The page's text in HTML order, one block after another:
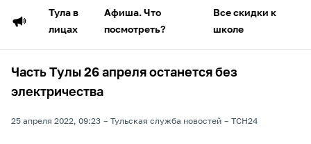
Тула в
лицах
Афиша. Что
посмотреть?
Все скидки к
школе
Часть Тулы 26 апреля останется без
электричества
25 апреля 2022, 09:23 Тульская служба новостей ТСН24